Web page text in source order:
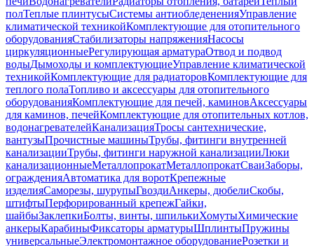
полТеплые плинтусыСистемы антиобледененияУправление
климатической техникойКомплектующие для отопительного
оборудованияСтабилизаторы напряженияНасосы
циркуляционныеРегулирующая арматураОтвод и подвод
водыДымоходы и комплектующиеУправление климатической
техникойКомплектующие для радиаторовКомплектующие для
теплого полаТопливо и аксессуары для отопительного
оборудованияКомплектующие для печей, каминовАксессуары
для каминов, печейКомплектующие для отопительных котлов,
водонагревателейКанализацияТросы сантехнические,
вантузыПрочистные машиныТрубы, фитинги внутренней
канализацииТрубы, фитинги наружной канализацииЛюки
канализационныеМеталлопрокатМеталлопрокатСваиЗаборы,
огражденияАвтоматика для воротКрепежные
изделияСаморезы, шурупыГвоздиАнкеры, дюбелиСкобы,
штифтыПерфорированный крепежГайки,
шайбыЗаклепкиБолты, винты, шпилькиХомутыХимические
анкерыКарабиныФиксаторы арматурыШплинтыПружины
универсальныеЭлектромонтажное оборудованиеРозетки и